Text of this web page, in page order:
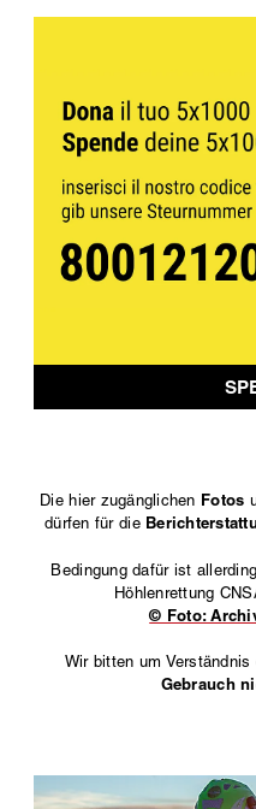
Die hier zugänglichen Fotos
dürfen für die
Bedingung dafür ist
Höhlenrettung
© Foto:
Wir bitten um
Gebrauch